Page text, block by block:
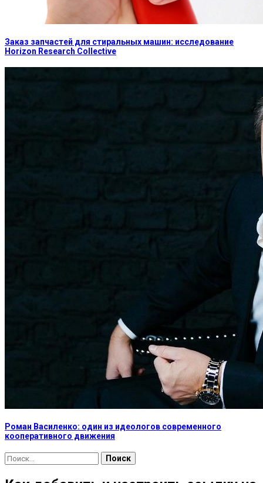
Заказ запчастей для стиральных машин: исследование
Horizon Research Collective
Роман Василенко: один из идеологов современного
кооперативного движения
Найти: